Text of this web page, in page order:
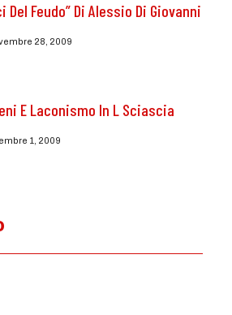
Del Feudo” Di Alessio Di Giovanni
28, 2009
E Laconismo In L Sciascia
1, 2009